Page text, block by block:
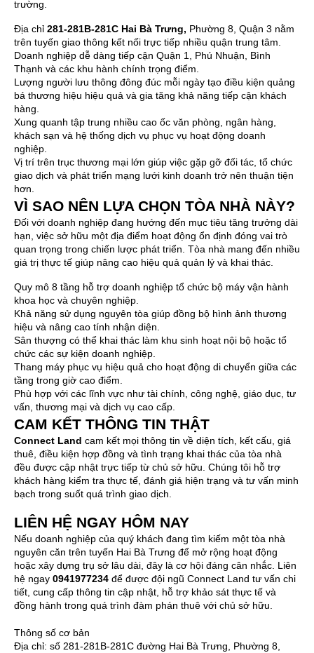
trường.
Địa chỉ 281-281B-281C Hai Bà Trưng, Phường 8, Quận 3 nằm
trên tuyến giao thông kết nối trực tiếp nhiều quận trung tâm.
Doanh nghiệp dễ dàng tiếp cận Quận 1, Phú Nhuận, Bình
Thạnh và các khu hành chính trọng điểm.
Lượng người lưu thông đông đúc mỗi ngày tạo điều kiện quảng
bá thương hiệu hiệu quả và gia tăng khả năng tiếp cận khách
hàng.
Xung quanh tập trung nhiều cao ốc văn phòng, ngân hàng,
khách sạn và hệ thống dịch vụ phục vụ hoạt động doanh
nghiệp.
Vị trí trên trục thương mại lớn giúp việc gặp gỡ đối tác, tổ chức
giao dịch và phát triển mạng lưới kinh doanh trở nên thuận tiện
hơn.
VÌ SAO NÊN LỰA CHỌN TÒA NHÀ NÀY?
Đối với doanh nghiệp đang hướng đến mục tiêu tăng trưởng dài
hạn, việc sở hữu một địa điểm hoạt động ổn định đóng vai trò
quan trọng trong chiến lược phát triển. Tòa nhà mang đến nhiều
giá trị thực tế giúp nâng cao hiệu quả quản lý và khai thác.
Quy mô 8 tầng hỗ trợ doanh nghiệp tổ chức bộ máy vận hành
khoa học và chuyên nghiệp.
Khả năng sử dụng nguyên tòa giúp đồng bộ hình ảnh thương
hiệu và nâng cao tính nhận diện.
Sân thượng có thể khai thác làm khu sinh hoạt nội bộ hoặc tổ
chức các sự kiện doanh nghiệp.
Thang máy phục vụ hiệu quả cho hoạt động di chuyển giữa các
tầng trong giờ cao điểm.
Phù hợp với các lĩnh vực như tài chính, công nghệ, giáo dục, tư
vấn, thương mại và dịch vụ cao cấp.
CAM KẾT THÔNG TIN THẬT
Connect Land cam kết mọi thông tin về diện tích, kết cấu, giá
thuê, điều kiện hợp đồng và tình trạng khai thác của tòa nhà
đều được cập nhật trực tiếp từ chủ sở hữu. Chúng tôi hỗ trợ
khách hàng kiểm tra thực tế, đánh giá hiện trạng và tư vấn minh
bạch trong suốt quá trình giao dịch.
LIÊN HỆ NGAY HÔM NAY
Nếu doanh nghiệp của quý khách đang tìm kiếm một tòa nhà
nguyên căn trên tuyến Hai Bà Trưng để mở rộng hoạt động
hoặc xây dựng trụ sở lâu dài, đây là cơ hội đáng cân nhắc. Liên
hệ ngay 0941977234 để được đội ngũ Connect Land tư vấn chi
tiết, cung cấp thông tin cập nhật, hỗ trợ khảo sát thực tế và
đồng hành trong quá trình đàm phán thuê với chủ sở hữu.
Thông số cơ bản
Địa chỉ: số 281-281B-281C đường Hai Bà Trưng, Phường 8,